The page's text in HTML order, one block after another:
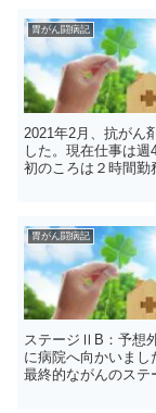
胃がん闘病記
2021年2月、抗がん
した。現在仕事は
初のころは２時間勤
胃がん闘病記
ステージⅡB：予想
に病院へ向かいまし
最終的ながんのステ